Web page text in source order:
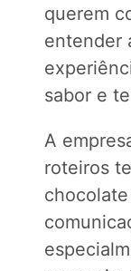
querem
entender
sabor e
A
roteiros